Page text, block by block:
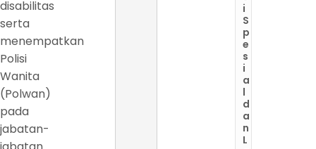
disabilitas
serta
menempatkan
Polisi
Wanita
(Polwan)
pada
jabatan-
i
S
p
e
s
i
a
l
d
a
n
L